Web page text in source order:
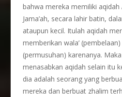
bahwa mereka memiliki aqidah
Jama’ah, secara lahir batin,
ataupun kecil. Itulah aqidah
memberikan wala’ (pembelaan)
(permusuhan) karenanya.
menasabkan aqidah selain itu
dia adalah seorang yang
mereka dan berbuat zhalim